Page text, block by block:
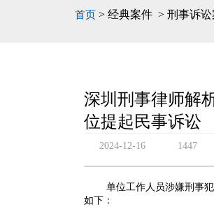
首页 > 经典案件 > 刑事诉讼
深圳刑事律师解
位提起民事诉讼
2024-12-16 1447
单位工作人员涉嫌刑事
如下：